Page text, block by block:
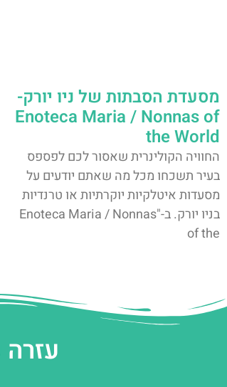
מסעדת הסבתות של ניו יורק-
Enoteca Maria / Nonnas of
the World
החוויה הקולינרית שאסור לכם לפספס
בעיר תשכחו מכל מה שאתם יודעים על
מסעדות איטלקיות יוקרתיות או טרנדיות
בניו יורק. ב-"Enoteca Maria / Nonnas
of the